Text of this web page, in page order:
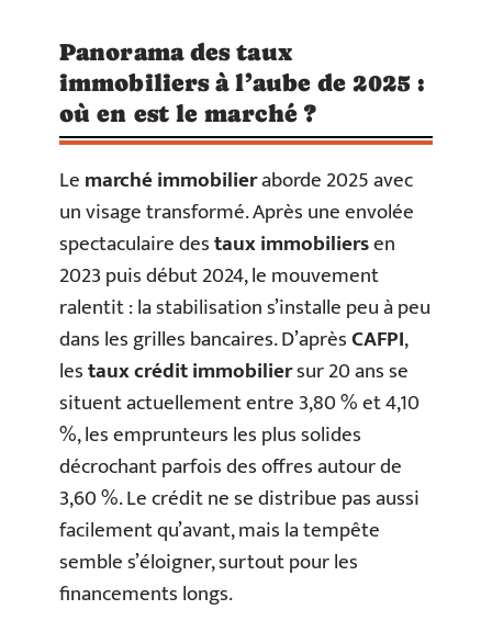
Panorama des taux
immobiliers à l’aube de 2025 :
où en est le marché ?
Lemarché immobilieraborde 2025 avec
un visage transformé. Après une envolée
spectaculaire destaux immobiliersen
2023 puis début 2024, le mouvement
ralentit : la stabilisation s’installe peu à peu
dans les grilles bancaires. D’aprèsCAFPI,
lestaux crédit immobiliersur 20 ans se
situent actuellement entre 3,80 % et 4,10
%, les emprunteurs les plus solides
décrochant parfois des offres autour de
3,60 %. Le crédit ne se distribue pas aussi
facilement qu’avant, mais la tempête
semble s’éloigner, surtout pour les
financements longs.